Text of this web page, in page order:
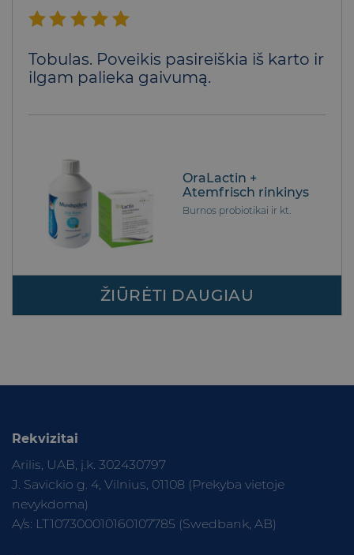
5iš 5
Tobulas. Poveikis pasireiškia iš karto ir
ilgam palieka gaivumą.
OraLactin +
Atemfrisch rinkinys
Burnos probiotikai ir kt.
ŽIŪRĖTI DAUGIAU
Rekvizitai
Arilis, UAB, į.k. 302430797
J. Savickio g. 4, Vilnius, 01108 (Prekyba vietoje
nevykdoma)
A/s: LT107300010160107785 (Swedbank, AB)